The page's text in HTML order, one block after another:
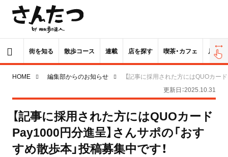
街を知る 散歩コース 連載 店を探す 喫茶・カフェ 居酒屋
HOME 編集部からのお知らせ
【記事に採用された方にはQUOカー
更新日：2025.10.31
【記事に採用された方にはQUOカード
Pay1000円分進呈】さんサポの「おす
すめ散歩本」投稿募集中です！